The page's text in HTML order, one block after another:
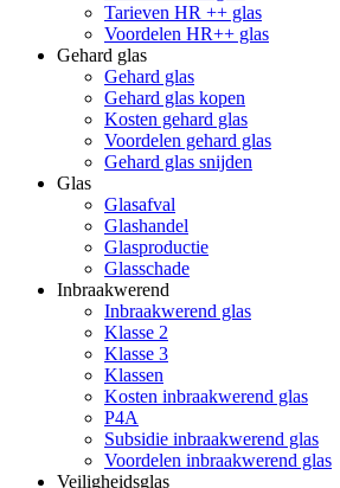
Tarieven HR ++ glas
Voordelen HR++ glas
Gehard glas
Gehard glas
Gehard glas kopen
Kosten gehard glas
Voordelen gehard glas
Gehard glas snijden
Glas
Glasafval
Glashandel
Glasproductie
Glasschade
Inbraakwerend
Inbraakwerend glas
Klasse 2
Klasse 3
Klassen
Kosten inbraakwerend glas
P4A
Subsidie inbraakwerend glas
Voordelen inbraakwerend glas
Veiligheidsglas